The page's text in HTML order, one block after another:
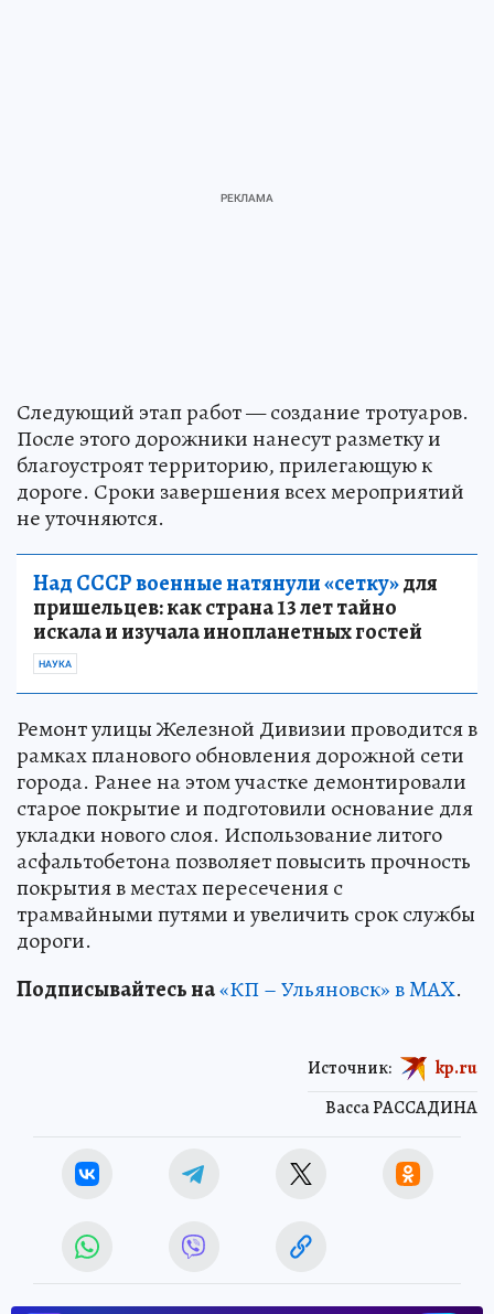
Следующий этап работ — создание тротуаров.
После этого дорожники нанесут разметку и
благоустроят территорию, прилегающую к
дороге. Сроки завершения всех мероприятий
не уточняются.
Над СССР военные натянули «сетку»для
пришельцев: как страна 13 лет тайно
искала и изучала инопланетных гостей
НАУКА
Ремонт улицы Железной Дивизии проводится в
рамках планового обновления дорожной сети
города. Ранее на этом участке демонтировали
старое покрытие и подготовили основание для
укладки нового слоя. Использование литого
асфальтобетона позволяет повысить прочность
покрытия в местах пересечения с
трамвайными путями и увеличить срок службы
дороги.
Подписывайтесь на«КП – Ульяновск» в MAX.
Васса РАССАДИНА
Источник: kp.ru